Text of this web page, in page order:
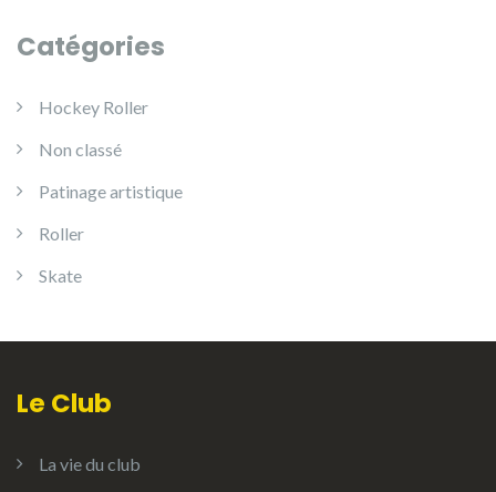
Catégories
Hockey Roller
Non classé
Patinage artistique
Roller
Skate
Le Club
La vie du club